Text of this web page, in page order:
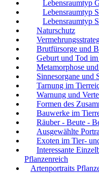
Lebensraumtyp
Lebensraumtyp
Lebensraumtyp
Naturschutz
Brutfürsorge und
Geburt und Tod
Metamorphose
Sinnesorgane und
Tarnung im
Warnung und
Formen des
Bauwerke im
Räuber - Beute -
Ausgewählte
Exoten im Tier-
Interessante
Pflanzenreich
Artenportraits